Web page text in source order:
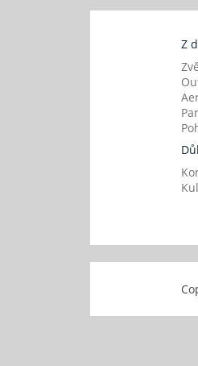
Z